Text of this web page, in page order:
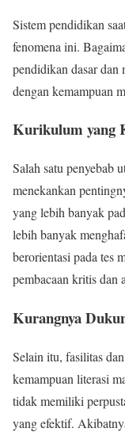
Sistem pendidikan
fenomena ini.
pendidikan dasar dan
dengan kemampuan
Kurikulum yang
Salah satu penyebab
menekankan
yang lebih banyak
lebih banyak
berorientasi pada tes
pembacaan kritis dan
Kurangnya
Selain itu, fasilitas
kemampuan literasi
tidak memiliki
yang efektif.